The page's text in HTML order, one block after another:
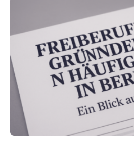
Bundesverbands Deutscher
durchgeführt haben. Die Studie
Antworten von 1.440
Versicherungsvertreter*innen und
Ergebnis: Deutlich mehr als die
über 50 Jahre alt und wird in den
Nachfolgeregelung benötigen.
bereits Regelungen…